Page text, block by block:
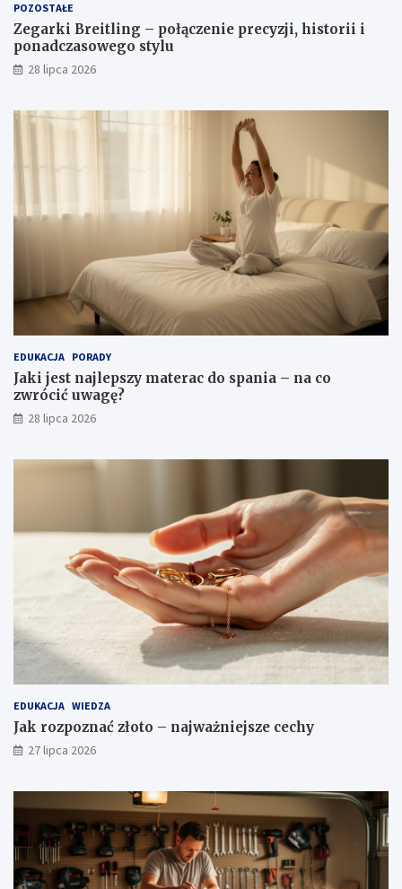
POZOSTAŁE
Zegarki Breitling – połączenie precyzji, historii i
ponadczasowego stylu
28 lipca 2026
EDUKACJA PORADY
Jaki jest najlepszy materac do spania – na co
zwrócić uwagę?
28 lipca 2026
EDUKACJA WIEDZA
Jak rozpoznać złoto – najważniejsze cechy
27 lipca 2026